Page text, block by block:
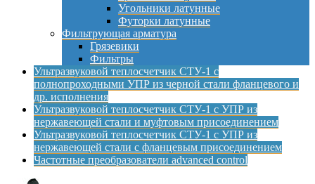
Угольники латунные
Футорки латунные
Фильтрующая арматура
Грязевики
Фильтры
Ультразвуковой теплосчетчик СТУ-1 с
полнопроходными УПР из черной стали фланцевого и
др. исполнения
Ультразвуковой теплосчетчик СТУ-1 с УПР из
нержавеющей стали и муфтовым присоединением
Ультразвуковой теплосчетчик СТУ-1 с УПР из
нержавеющей стали с фланцевым присоединением
Частотные преобразователи advanced control